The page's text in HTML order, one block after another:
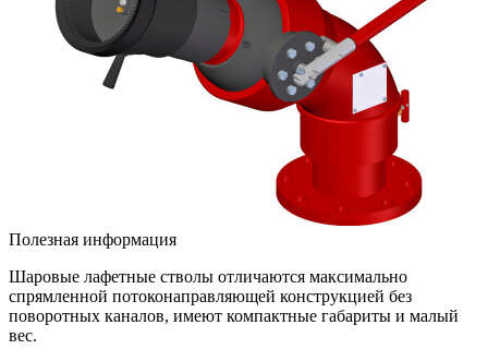
Полезная информация
Шаровые лафетные стволы отличаются максимально
спрямленной потоконаправляющей конструкцией без
поворотных каналов, имеют компактные габариты и малый
вес.